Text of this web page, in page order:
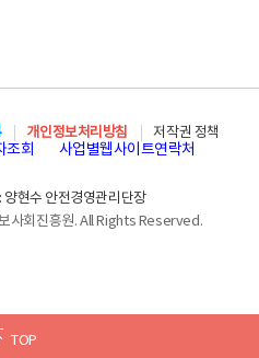
TOP
개인정보처리방침
저작권 정책
조회 사업별웹사이트연락처
양현수 안전경영관리단장
사회진흥원. All Rights Reserved.